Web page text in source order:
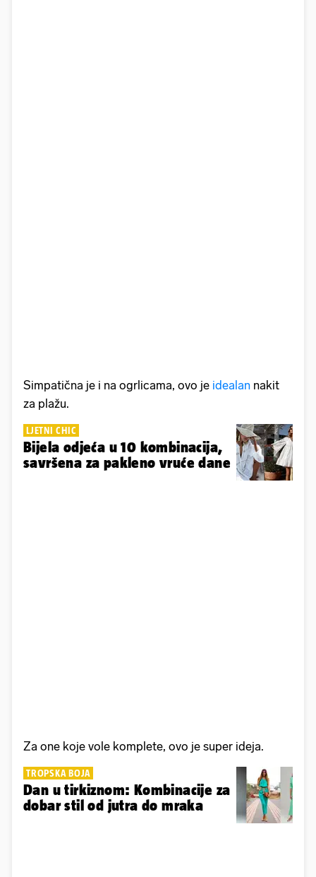
Simpatična je i na ogrlicama, ovo je idealan nakit
za plažu.
LJETNI CHIC
Bijela odjeća u 10 kombinacija,
savršena za pakleno vruće dane
Za one koje vole komplete, ovo je super ideja.
TROPSKA BOJA
Dan u tirkiznom: Kombinacije za
dobar stil od jutra do mraka